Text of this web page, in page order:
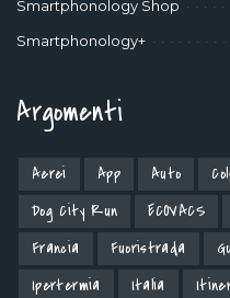
Smartphonology Shop
Smartphonology+
Argomenti
Aerei App Auto
Dog City Run
ECOVACS
Francia
Fuoristrada
Ipertermia
Italia